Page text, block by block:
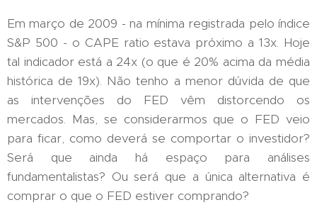
Em março de 2009 - na mínima registrada pelo índice
S&P 500 - o CAPE ratio estava próximo a 13x. Hoje
tal indicador está a 24x (o que é 20% acima da média
histórica de 19x). Não tenho a menor dúvida de que
as intervenções do FED vêm distorcendo os
mercados. Mas, se considerarmos que o FED veio
para ficar, como deverá se comportar o investidor?
Será que ainda há espaço para análises
fundamentalistas? Ou será que a única alternativa é
comprar o que o FED estiver comprando?